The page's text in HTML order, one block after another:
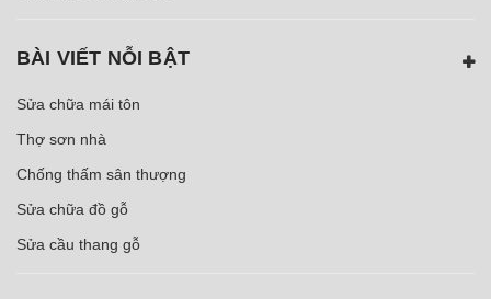
BÀI VIẾT NỖI BẬT
Sửa chữa mái tôn
Thợ sơn nhà
Chống thấm sân thượng
Sửa chữa đồ gỗ
Sửa cầu thang gỗ